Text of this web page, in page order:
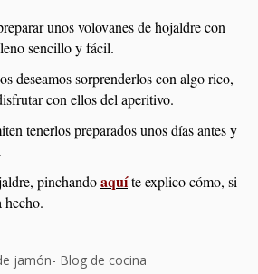
unos volovanes de hojaldre con
sencillo y fácil.
deseamos sorprenderlos con algo rico,
con ellos del aperitivo.
tenerlos preparados unos días antes y
pinchandoaquíte explico cómo, si
hecho.